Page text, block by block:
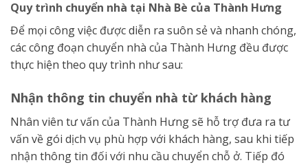
Quy trình chuyển nhà tại Nhà Bè của Thành Hưng
Để mọi công việc được diễn ra suôn sẻ và nhanh chóng,
các công đoạn chuyển nhà của Thành Hưng đều được
thực hiện theo quy trình như sau:
Nhận thông tin chuyển nhà từ khách hàng
Nhân viên tư vấn của Thành Hưng sẽ hỗ trợ đưa ra tư
vấn về gói dịch vụ phù hợp với khách hàng, sau khi tiếp
nhận thông tin đối với nhu cầu chuyển chỗ ở. Tiếp đó